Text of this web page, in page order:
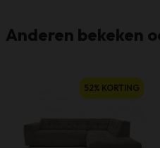
Anderen bekeken
52% KORTING